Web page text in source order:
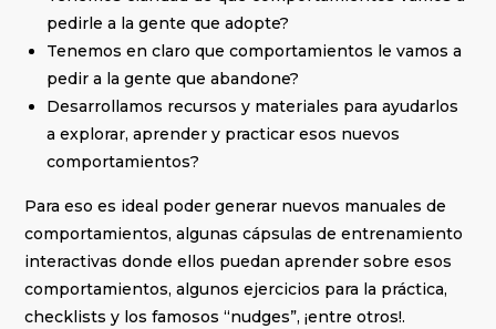
pedirle a la gente que adopte?
Tenemos en claro que comportamientos le vamos a
pedir a la gente que abandone?
Desarrollamos recursos y materiales para ayudarlos
a explorar, aprender y practicar esos nuevos
comportamientos?
Para eso es ideal poder generar nuevos manuales de
comportamientos, algunas cápsulas de entrenamiento
interactivas donde ellos puedan aprender sobre esos
comportamientos, algunos ejercicios para la práctica,
checklists y los famosos “nudges”, ¡entre otros!.